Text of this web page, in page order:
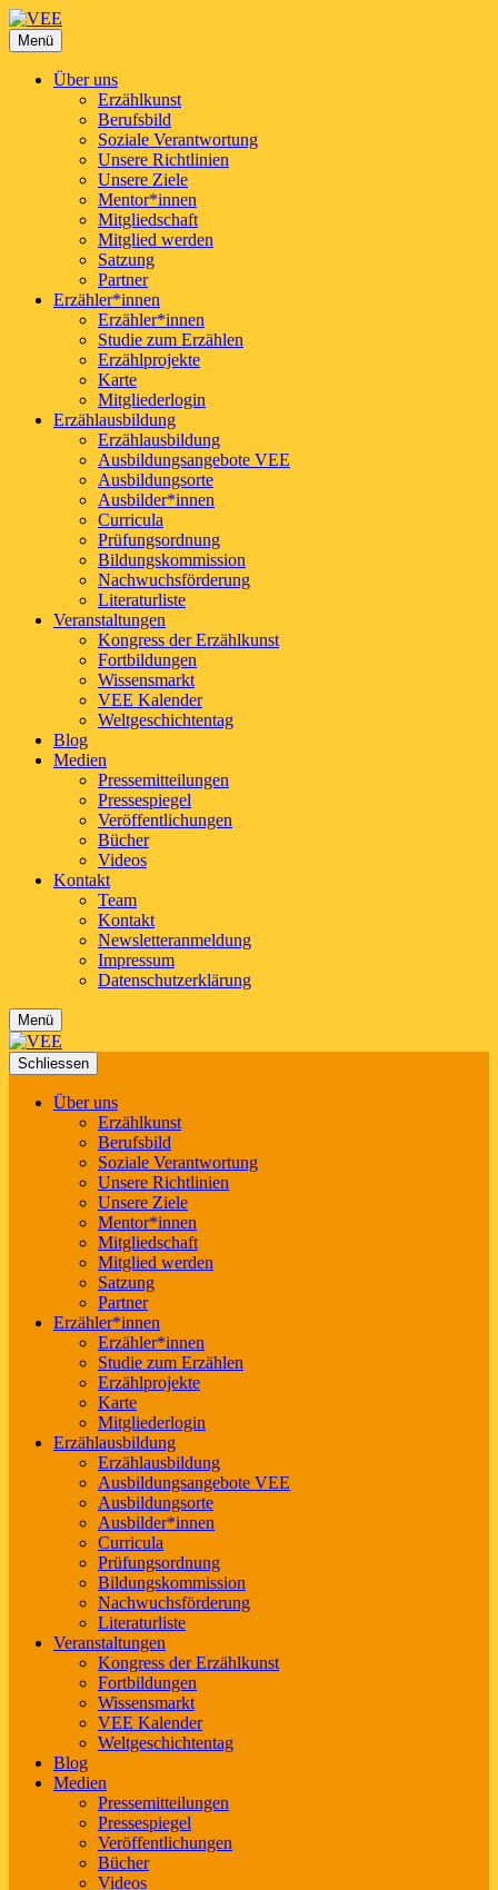
VEE
Verband der Erzählerinnen und Erzähler e.V.
Menü
Über uns
Erzählkunst
Berufsbild
Soziale Verantwortung
Unsere Richtlinien
Unsere Ziele
Mentor*innen
Mitgliedschaft
Mitglied werden
Satzung
Partner
Erzähler*innen
Erzähler*innen
Studie zum Erzählen
Erzählprojekte
Karte
Mitgliederlogin
Erzählausbildung
Erzählausbildung
Ausbildungsangebote VEE
Ausbildungsorte
Ausbilder*innen
Curricula
Prüfungsordnung
Bildungskommission
Nachwuchsförderung
Literaturliste
Veranstaltungen
Kongress der Erzählkunst
Fortbildungen
Wissensmarkt
VEE Kalender
Weltgeschichtentag
Blog
Medien
Pressemitteilungen
Pressespiegel
Veröffentlichungen
Bücher
Videos
Kontakt
Team
Kontakt
Newsletteranmeldung
Impressum
Datenschutzerklärung
Menü
Schliessen
Über uns
Erzählkunst
Berufsbild
Soziale Verantwortung
Unsere Richtlinien
Unsere Ziele
Mentor*innen
Mitgliedschaft
Mitglied werden
Satzung
Partner
Erzähler*innen
Erzähler*innen
Studie zum Erzählen
Erzählprojekte
Karte
Mitgliederlogin
Erzählausbildung
Erzählausbildung
Ausbildungsangebote VEE
Ausbildungsorte
Ausbilder*innen
Curricula
Prüfungsordnung
Bildungskommission
Nachwuchsförderung
Literaturliste
Veranstaltungen
Kongress der Erzählkunst
Fortbildungen
Wissensmarkt
VEE Kalender
Weltgeschichtentag
Blog
Medien
Pressemitteilungen
Pressespiegel
Veröffentlichungen
Bücher
Videos